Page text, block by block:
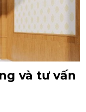
và tư vấn